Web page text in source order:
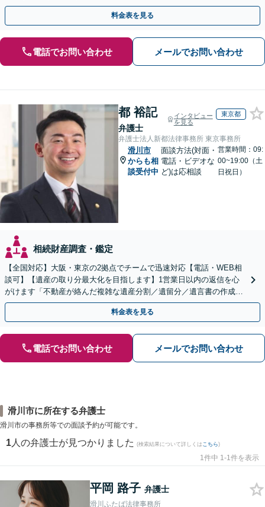
料金表を見る
電話でお問い合わせ メールでお問い合わせ
都 裕記
弁護士
インタビュー
を見る
東京都
弁護士法人新都法律事務所 東京事務所
滑川市
からも相
談受付中
面談方法(対面・
電話・ビデオな
ど)は応相談
営業時間：09:
00~19:00（土
日祝日）
相続財産調査・鑑定
【全国対応】大阪・東京の2拠点でチームで迅速対応【電話・WEB相
談可】【遺産の取り分最大化を目指します】1営業日以内の返信を心
がけます「不動産が絡んだ複雑な遺産分割／遺留分／遺言書の作成・
執行／事業承継など、お任せください」【休日相談あり】
料金表を見る
電話でお問い合わせ メールでお問い合わせ
滑川市に所在する弁護士
滑川市の事務所等での面談予約が可能です。
1 人の弁護士が見つかりました (検索結果について詳しくは こちら)
1件中 1-1件を表示
平岡 路子 弁護士
滑川ふたば法律事務所